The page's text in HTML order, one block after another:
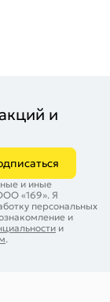
и
и иные
«169». Я
персональных
и
и
.